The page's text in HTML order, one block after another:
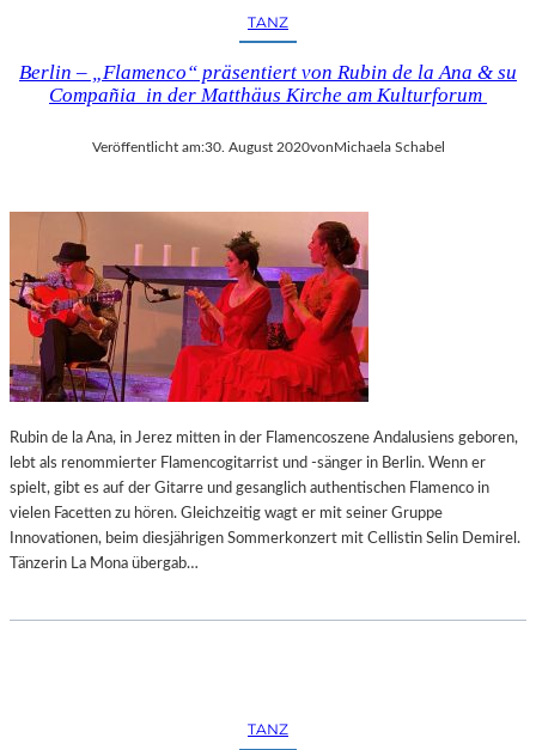
U
N
E
O
N
H
E
L
M
T
A
R
T
N
TANZ
Berlin – „Flamenco“ präsentiert von Rubin de la Ana & su
Compañia in der Matthäus Kirche am Kulturforum
Veröffentlicht am:30. August 2020vonMichaela Schabel
Rubin de la Ana, in Jerez mitten in der Flamencoszene Andalusiens geboren,
lebt als renommierter Flamencogitarrist und -sänger in Berlin. Wenn er
spielt, gibt es auf der Gitarre und gesanglich authentischen Flamenco in
vielen Facetten zu hören. Gleichzeitig wagt er mit seiner Gruppe
Innovationen, beim diesjährigen Sommerkonzert mit Cellistin Selin Demirel.
Tänzerin La Mona übergab…
TANZ